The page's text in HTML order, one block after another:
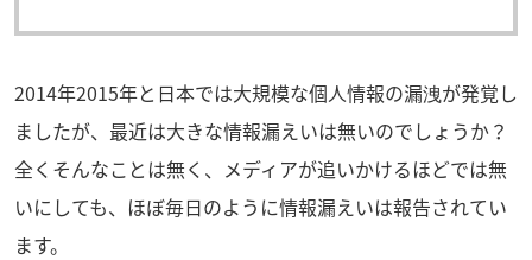
2014年2015年と日本では大規模な個人情報の漏洩が発覚し
ましたが、最近は大きな情報漏えいは無いのでしょうか？
全くそんなことは無く、メディアが追いかけるほどでは無
いにしても、ほぼ毎日のように情報漏えいは報告されてい
ます。